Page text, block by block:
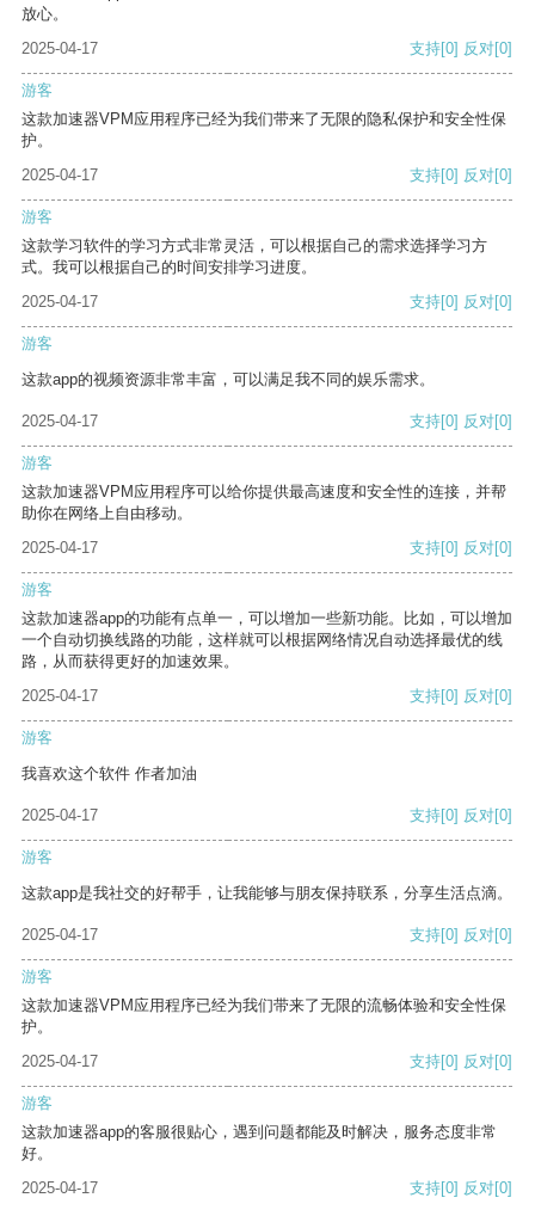
放心。
2025-04-17
支持[0] 反对[0]
游客
这款加速器VPM应用程序已经为我们带来了无限的隐私保护和安全性保
护。
2025-04-17
支持[0] 反对[0]
游客
这款学习软件的学习方式非常灵活，可以根据自己的需求选择学习方
式。我可以根据自己的时间安排学习进度。
2025-04-17
支持[0] 反对[0]
游客
这款app的视频资源非常丰富，可以满足我不同的娱乐需求。
2025-04-17 支持[0] 反对[0]
游客
这款加速器VPM应用程序可以给你提供最高速度和安全性的连接，并帮
助你在网络上自由移动。
2025-04-17
支持[0] 反对[0]
游客
这款加速器app的功能有点单一，可以增加一些新功能。比如，可以增加
一个自动切换线路的功能，这样就可以根据网络情况自动选择最优的线
路，从而获得更好的加速效果。
2025-04-17
支持[0] 反对[0]
游客
我喜欢这个软件 作者加油
2025-04-17 支持[0] 反对[0]
游客
这款app是我社交的好帮手，让我能够与朋友保持联系，分享生活点滴。
2025-04-17 支持[0] 反对[0]
游客
这款加速器VPM应用程序已经为我们带来了无限的流畅体验和安全性保
护。
2025-04-17
支持[0] 反对[0]
游客
这款加速器app的客服很贴心，遇到问题都能及时解决，服务态度非常
好。
2025-04-17
支持[0] 反对[0]